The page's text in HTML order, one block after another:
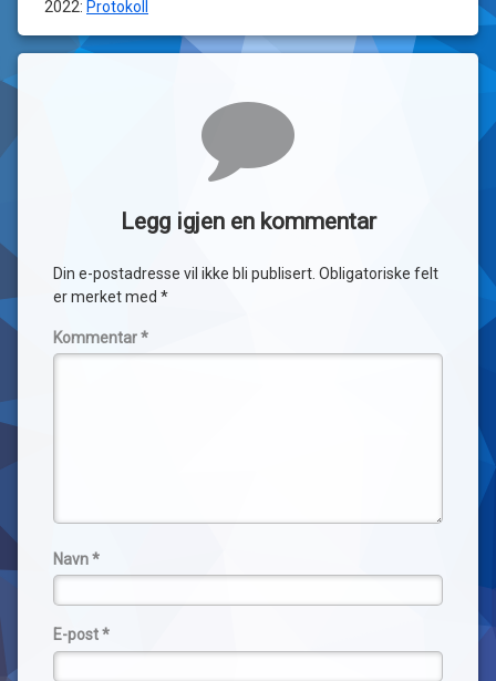
2022: Protokoll
Legg igjen en kommentar
Din e-postadresse vil ikke bli publisert. Obligatoriske felt
er merket med *
Kommentar*
Navn*
E-post*